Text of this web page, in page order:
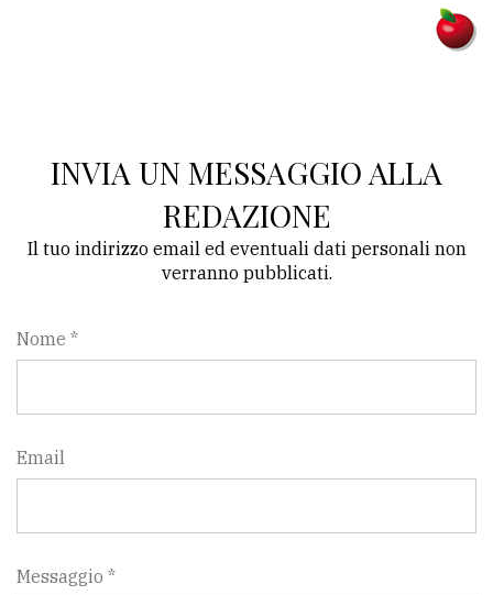
Ricerca
policy
INVIA UN MESSAGGIO ALLA
REDAZIONE
Il tuo indirizzo email ed eventuali dati personali non
verranno pubblicati.
Nome *
Email
Messaggio *